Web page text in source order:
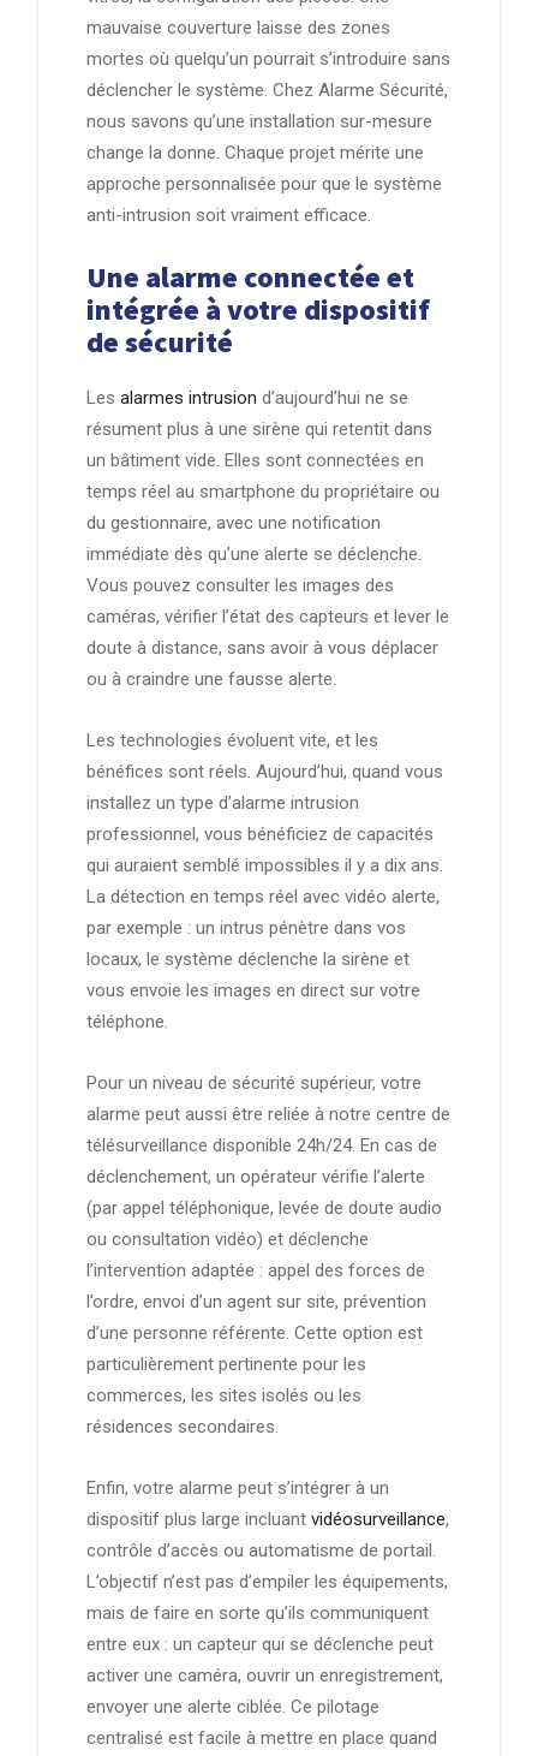
mauvaise couverture laisse des zones
mortes où quelqu’un pourrait s’introduire sans
déclencher le système. Chez Alarme Sécurité,
nous savons qu’une installation sur-mesure
change la donne. Chaque projet mérite une
approche personnalisée pour que le système
anti-intrusion soit vraiment efficace.
Une alarme connectée et
intégrée à votre dispositif
de sécurité
Les alarmes intrusion d’aujourd’hui ne se
résument plus à une sirène qui retentit dans
un bâtiment vide. Elles sont connectées en
temps réel au smartphone du propriétaire ou
du gestionnaire, avec une notification
immédiate dès qu’une alerte se déclenche.
Vous pouvez consulter les images des
caméras, vérifier l’état des capteurs et lever le
doute à distance, sans avoir à vous déplacer
ou à craindre une fausse alerte.
Les technologies évoluent vite, et les
bénéfices sont réels. Aujourd’hui, quand vous
installez un type d’alarme intrusion
professionnel, vous bénéficiez de capacités
qui auraient semblé impossibles il y a dix ans.
La détection en temps réel avec vidéo alerte,
par exemple : un intrus pénètre dans vos
locaux, le système déclenche la sirène et
vous envoie les images en direct sur votre
téléphone.
Pour un niveau de sécurité supérieur, votre
alarme peut aussi être reliée à notre centre de
télésurveillance disponible 24h/24. En cas de
déclenchement, un opérateur vérifie l’alerte
(par appel téléphonique, levée de doute audio
ou consultation vidéo) et déclenche
l’intervention adaptée : appel des forces de
l’ordre, envoi d’un agent sur site, prévention
d’une personne référente. Cette option est
particulièrement pertinente pour les
commerces, les sites isolés ou les
résidences secondaires.
Enfin, votre alarme peut s’intégrer à un
dispositif plus large incluant vidéosurveillance,
contrôle d’accès ou automatisme de portail.
L’objectif n’est pas d’empiler les équipements,
mais de faire en sorte qu’ils communiquent
entre eux : un capteur qui se déclenche peut
activer une caméra, ouvrir un enregistrement,
envoyer une alerte ciblée. Ce pilotage
centralisé est facile à mettre en place quand